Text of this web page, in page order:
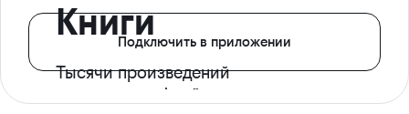
Книги
Тысячи произведений
с доступом офлайн
Подключить в приложении